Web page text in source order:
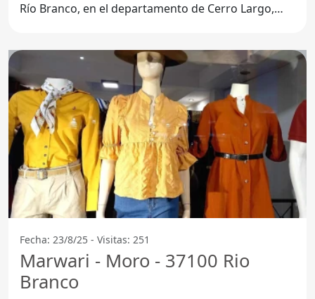
Río Branco, en el departamento de Cerro Largo,
Fecha: 23/8/25 - Visitas: 251
Marwari - Moro - 37100 Rio
Branco